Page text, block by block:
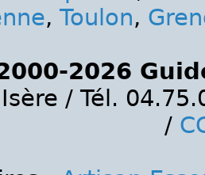
, Toulon,
2026
/ Tél.
/